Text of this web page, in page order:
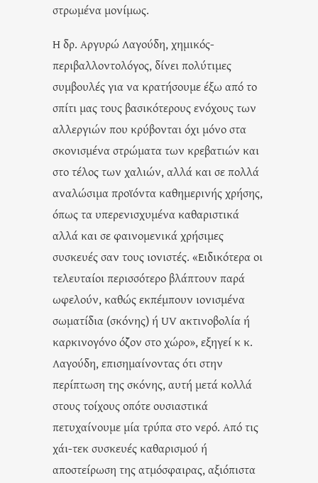
στρωμένα μονίμως.
Η δρ. Αργυρώ Λαγούδη, χημικός-
περιβαλλοντολόγος, δίνει πολύτιμες
συμβουλές για να κρατήσουμε έξω από το
σπίτι μας τους βασικότερους ενόχους των
αλλεργιών που κρύβονται όχι μόνο στα
σκονισμένα στρώματα των κρεβατιών και
στο τέλος των χαλιών, αλλά και σε πολλά
αναλώσιμα προϊόντα καθημερινής χρήσης,
όπως τα υπερενισχυμένα καθαριστικά
αλλά και σε φαινομενικά χρήσιμες
συσκευές σαν τους ιονιστές. «Ειδικότερα οι
τελευταίοι περισσότερο βλάπτουν παρά
ωφελούν, καθώς εκπέμπουν ιονισμένα
σωματίδια (σκόνης) ή UV ακτινοβολία ή
καρκινογόνο όζον στο χώρο», εξηγεί κ κ.
Λαγούδη, επισημαίνοντας ότι στην
περίπτωση της σκόνης, αυτή μετά κολλά
στους τοίχους οπότε ουσιαστικά
πετυχαίνουμε μία τρύπα στο νερό. Από τις
χάι-τεκ συσκευές καθαρισμού ή
αποστείρωση της ατμόσφαιρας, αξιόπιστα